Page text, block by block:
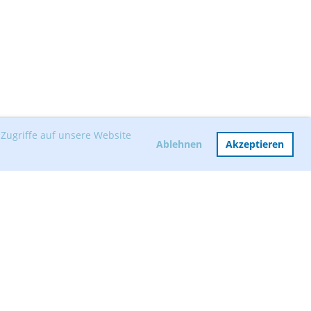
auf unsere Website
Ablehnen Akzeptieren